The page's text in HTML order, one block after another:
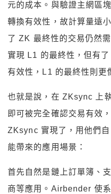
元的成本。與驗證主網區
轉換有效性，故計算量遠
了 ZK 最終性的交易仍然
實現 L1 的最終性，但有
有效性，L1 的最終性則更
也就是說，在 ZKsync 上
即可被完全確認交易有效
ZKsync 實現了，用他們
能帶來的應用場景：
首先自然是鏈上訂單簿、
商等應用。Airbender 使